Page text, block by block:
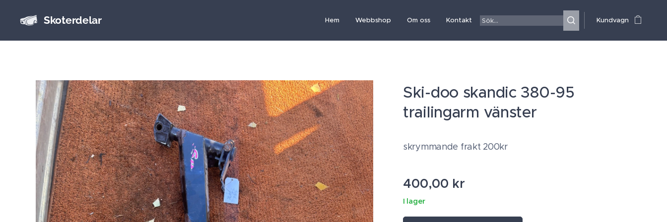
Skoterdelar Hem Webbshop Om oss Kontakt Kundvagn
Ski-doo skandic 380-95
trailingarm vänster
skrymmande frakt 200kr
400,00 kr
I lager